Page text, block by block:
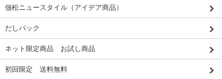
佃松ニュースタイル（アイデア商品）
だしパック
ネット限定商品 お試し商品
初回限定 送料無料